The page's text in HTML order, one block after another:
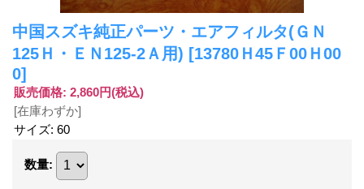
中国スズキ純正パーツ・エアフィルタ(ＧＮ
125Ｈ・ＥＮ125-2Ａ用) [13780Ｈ45Ｆ00Ｈ00
0]
販売価格: 2,860円(税込)
[在庫わずか]
サイズ: 60
数量: